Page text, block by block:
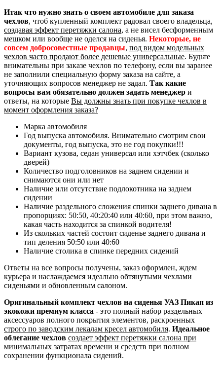
Итак что нужно знать о своем автомобиле для заказа
чехлов, чтоб купленный комплект радовал своего владельца,
создавая эффект перетяжки салона, а не висел бесформенным
мешком или вообще не оделся на сиденья. Некоторые, не
совсем добросовестные продавцы, под видом модельных
чехлов часто продают более дешевые универсальные. Будьте
внимательны при заказе чехлов по телефону, если вы заранее
не заполнили специальную форму заказа на сайте, а
уточняющих вопросов менеджер не задал. Так какие
вопросы вам обязательно должен задать менеджер и
ответы, на которые Вы должны знать при покупке чехлов в
момент оформления заказа?
Марка автомобиля
Год выпуска автомобиля. Внимательно смотрим свои
документы, год выпуска, это не год покупки!!!
Вариант кузова, седан универсал или хэтчбек (сколько
дверей)
Количество подголовников на заднем сидении и
снимаются они или нет
Наличие или отсутствие подлокотника на заднем
сидении
Наличие раздельного сложения спинки заднего дивана в
пропорциях: 50:50, 40:20:40 или 40:60, при этом важно,
какая часть находится за спинкой водителя!
Из скольких частей состоит сиденье заднего дивана и
тип деления 50:50 или 40:60
Наличие столика в спинке передних сидений
Ответы на все вопросы получены, заказ оформлен, ждем
курьера и наслаждаемся идеально обтянутыми чехлами
сиденьями и обновленным салоном.
Оригинальный комплект чехлов на сиденья УАЗ Пикап из
экокожи премиум класса - это полный набор раздельных
аксессуаров полного покрытия элементов, раскроенных
строго по заводским лекалам кресел автомобиля. Идеальное
облегание чехлов создает эффект перетяжки салона при
минимальных затратах времени и средств при полном
сохранении функционала сидений.